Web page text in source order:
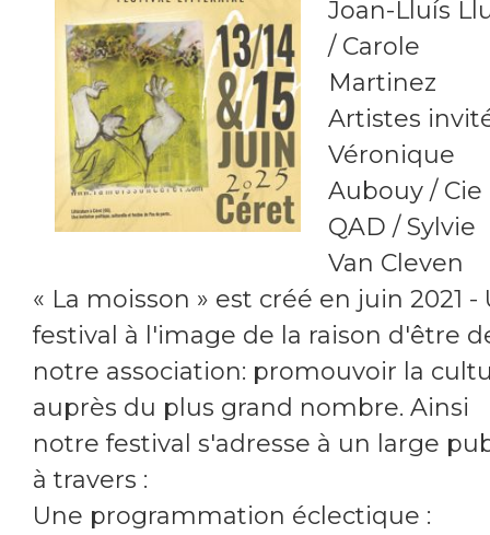
Joan-Lluís
/ Carole
Martinez
Artistes
Véronique
Aubouy / Cie
QAD / Sylvie
Van Cleven
« La moisson » est créé en juin 2021 -
festival à l'image de la raison d'être
notre association: promouvoir la
auprès du plus grand nombre. Ainsi
notre festival s'adresse à un large
à travers :
Une programmation éclectique :